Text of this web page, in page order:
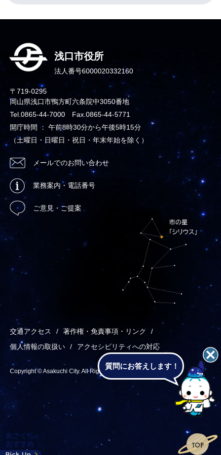
あ
く
メ
ニ
ュ
浅口市役所
法人番号6000020332160
〒719-0295
岡山県浅口市鴨方町六条院中3050番地
Tel.0865-44-7000 Fax.0865-44-5771
開庁時間 ： 午前8時30分から午後5時15分
（土曜日・日曜日・祝日・年末年始を除く）
メールでのお問い合わせ
業務案内・電話番号
ご意見・ご提案
交通アクセス
著作権・免責事項・リンク
個人情報の取扱い
アクセシビリティへの対応
Copyright © Asakuchi City. All Rights Reserved.
質問にお答えします！